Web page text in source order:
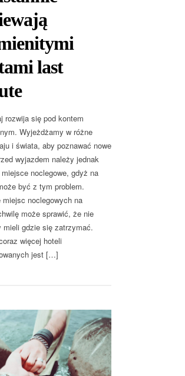
last
rozwija się pod kontem
Wyjeżdżamy w różne
i świata, aby poznawać nowe
wyjazdem należy jednak
noclegowe, gdyż na
być z tym problem.
miejsc noclegowych na
może sprawić, że nie
mieli gdzie się zatrzymać.
więcej hoteli
jest […]